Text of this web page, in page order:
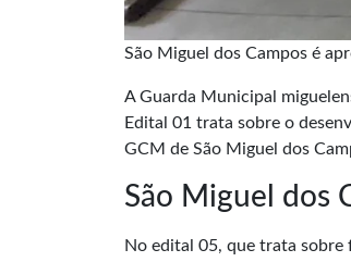
São Miguel dos Campos é
A Guarda Municipal
Edital 01 trata sobre o
GCM de São Miguel dos
São Miguel dos
No edital 05, que trata sobre